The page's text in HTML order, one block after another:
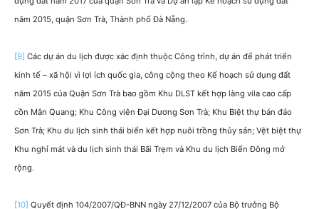
năm 2015, quận Sơn Trà, Thành phố Đà Nẵng.
[9] Các dự án du lịch được xác định thuộc Công trình, dự án để phát triển
kinh tế – xã hội vì lợi ích quốc gia, công cộng theo Kế hoạch sử dụng đất
năm 2015 của Quận Sơn Trà bao gồm Khu DLST kết hợp làng vila cao cấp
cồn Mân Quang; Khu Công viên Đại Dương Sơn Trà; Khu Biệt thự bán đảo
Sơn Trà; Khu du lịch sinh thái biển kết hợp nuôi trồng thủy sản; Vệt biệt thự
Khu nghỉ mát và du lịch sinh thái Bãi Trẹm và Khu du lịch Biển Đông mở
rộng.
[10] Quyết định 104/2007/QĐ-BNN ngày 27/12/2007 của Bộ trưởng Bộ